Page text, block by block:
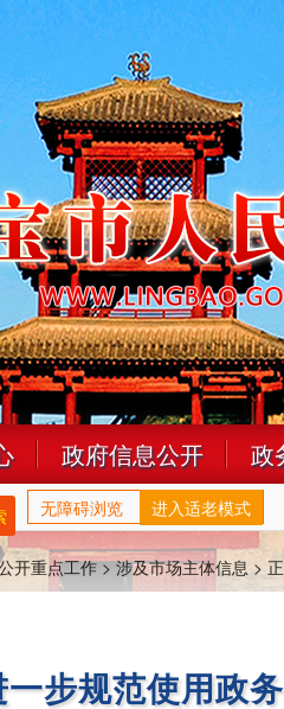
政府信息公开 政
无障碍浏览 进入适老模式
开重点工作 >涉及市场主体信息 >
一步规范使用政